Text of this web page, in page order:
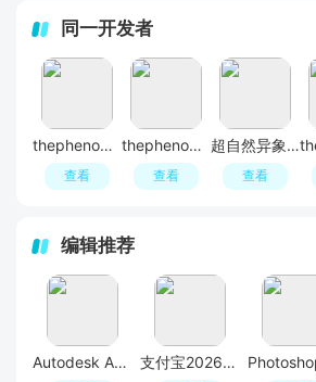
同一开发者
thephenomenon游戏官方正版(支持多人联机)
查看
thephenomenon1.9.5最新版
查看
超自然异象The Phenomenon无敌版
查看
编辑推荐
Autodesk AutoCAD 2023破解版 支付宝2026最新版本